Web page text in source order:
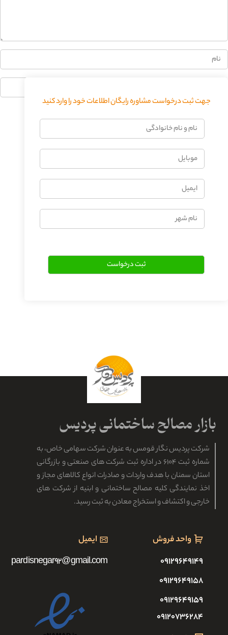
جهت ثبت درخواست مشاوره رایگان اطلاعات خود را وارد کنید
نام
و
خانوادگی
موبایل
ایمیل
نام
شهر
شرکت پردیس نگار قومس به عنوان شرکت سهامی خاص، به
شماره ثبت ۶۱۰۴ در اداره ثبت شرکت های صنعتی و بازرگانی
استان سمنان با هدف واردات و صادرات انواع کالاهای مجاز و
اخذ نمایندگی کلیه مصالح ساختمانی و ابنیه از شرکت های
خارجی و اکتشاف و استخراج معادن به ثبت رسید.
واحد فروش
۰۹۱۲۹۶۴۹۱۴۹
۰۹۱۲۹۶۴۹۱۵۸
۰۹۱۲۹۶۴۹۱۵۹
۰۹۱۲۰۷۳۶۲۸۴
ایمیل
pardisnegar92@gmail.com